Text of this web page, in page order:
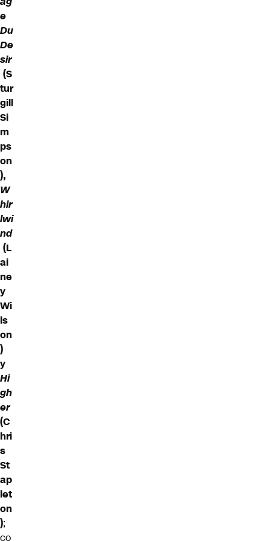
e
Du
De
sir
(S
tur
gill
Si
m
ps
on
),
W
hir
lwi
nd
(L
ai
ne
y
Wi
ls
on
)
y
Hi
gh
er
(C
hri
s
St
ap
let
on
);
co